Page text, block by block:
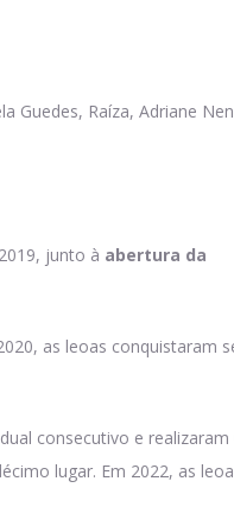
Guedes, Raíza, Adriane
junto à abertura da
as leoas conquistaram
consecutivo e realizaram
lugar. Em 2022, as